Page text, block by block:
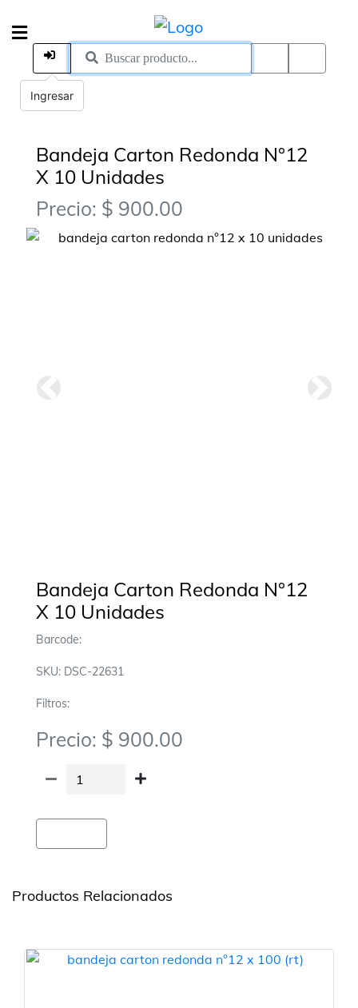
Bandeja Carton Redonda N°12
X 10 Unidades
Precio: $ 900.00
Bandeja Carton Redonda N°12
X 10 Unidades
Barcode:
SKU: DSC-22631
Filtros:
Precio: $ 900.00
Productos Relacionados
Ingresar